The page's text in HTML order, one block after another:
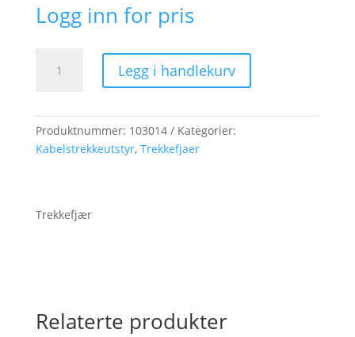
Logg inn for pris
9
mm,
Legg i handlekurv
Produktnummer: 103014
Kategorier:
Kabelstrekkeutstyr, Trekkefjaer
Trekkefjær
Relaterte produkter